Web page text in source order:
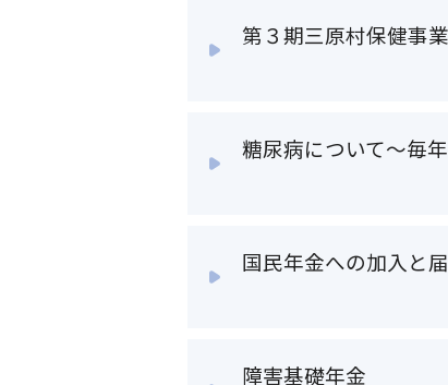
第３期三原村保健事
糖尿病について～毎
国民年金への加入と
障害基礎年金